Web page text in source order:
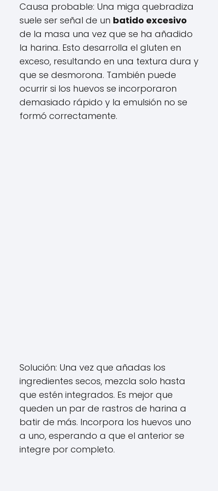
Causa probable: Una miga quebradiza
suele ser señal de un batido excesivo
de la masa una vez que se ha añadido
la harina. Esto desarrolla el gluten en
exceso, resultando en una textura dura y
que se desmorona. También puede
ocurrir si los huevos se incorporaron
demasiado rápido y la emulsión no se
formó correctamente.
Solución: Una vez que añadas los
ingredientes secos, mezcla solo hasta
que estén integrados. Es mejor que
queden un par de rastros de harina a
batir de más. Incorpora los huevos uno
a uno, esperando a que el anterior se
integre por completo.